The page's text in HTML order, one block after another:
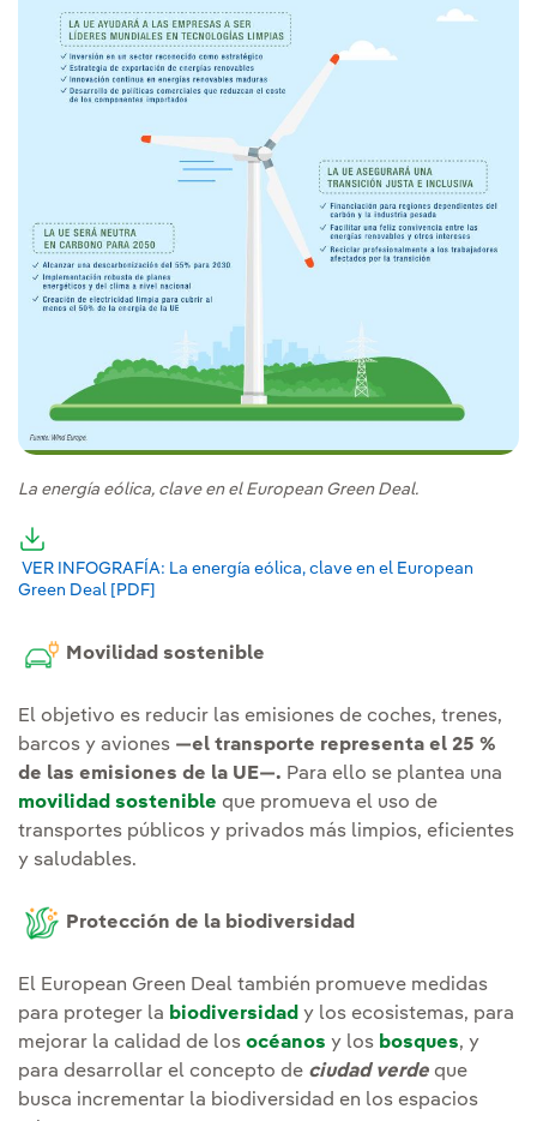
La energía eólica, clave en el European Green Deal.
VER INFOGRAFÍA: La energía eólica, clave en el European
Green Deal [PDF]
Movilidad sostenible
El objetivo es reducir las emisiones de coches, trenes,
barcos y aviones —el transporte representa el 25 %
de las emisiones de la UE—. Para ello se plantea una
movilidad sostenible que promueva el uso de
transportes públicos y privados más limpios, eficientes
y saludables.
Protección de la biodiversidad
El European Green Deal también promueve medidas
para proteger la biodiversidad y los ecosistemas, para
mejorar la calidad de los océanos y los bosques, y
para desarrollar el concepto de ciudad verde que
busca incrementar la biodiversidad en los espacios